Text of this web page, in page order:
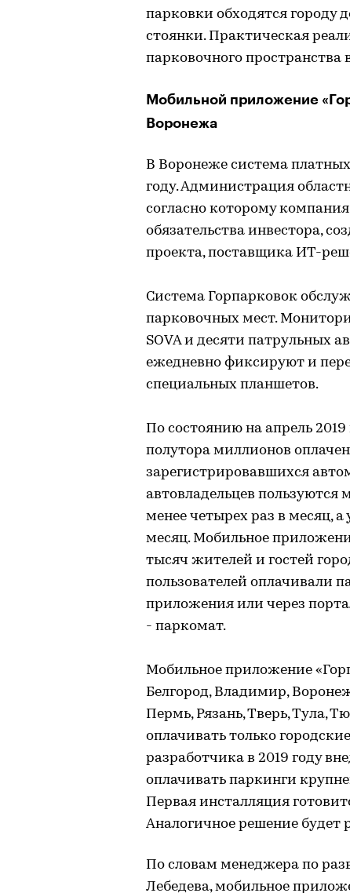
парковки обходятся городу
стоянки. Практическая
парковочного пространства
Мобильной приложение
Воронежа
В Воронеже система
году. Администрация
согласно которому
обязательства инвестора,
проекта, поставщика ИТ-
Система Горпарковок
парковочных мест.
SOVA и десяти патрульных
ежедневно фиксируют и
специальных планшетов.
По состоянию на апрель
полутора миллионов
зарегистрировавшихся
автовладельцев
менее четырех раз в месяц,
месяц. Мобильное
тысяч жителей и гостей
пользователей оплачивали
приложения или через
- паркомат.
Мобильное приложение
Белгород, Владимир,
Пермь, Рязань, Тверь, Тула,
оплачивать только
разработчика в 2019 году
оплачивать паркинги
Первая инсталляция
Аналогичное решение будет
По словам менеджера по
Лебедева, мобильное